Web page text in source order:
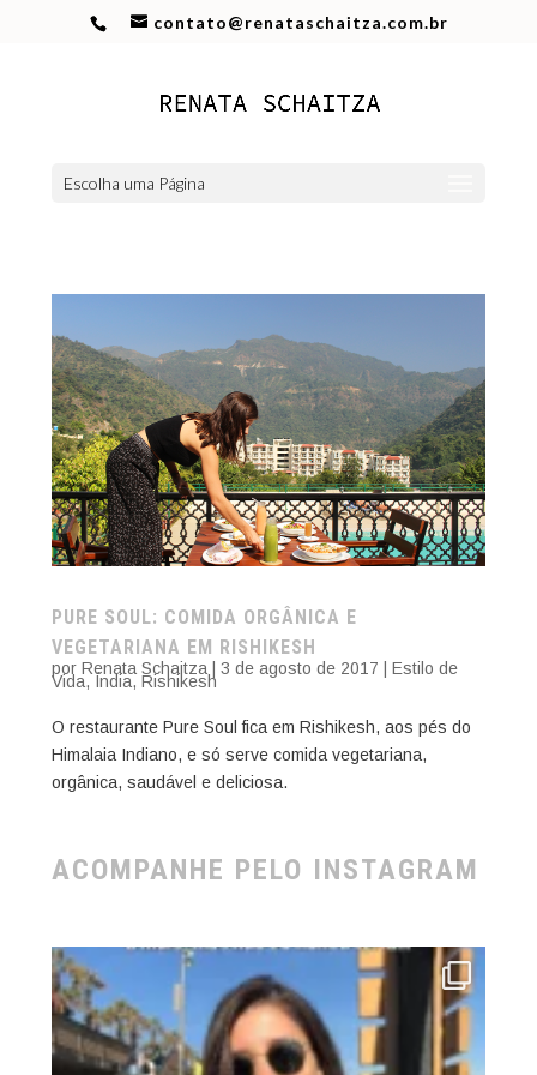
contato@renataschaitza.com.br
Escolha uma Página
PURE SOUL: COMIDA ORGÂNICA E
VEGETARIANA EM RISHIKESH
por Renata Schaitza| 3 de agosto de 2017 Estilo de
Vida, Índia, Rishikesh
O restaurante Pure Soul fica em Rishikesh, aos pés do
Himalaia Indiano, e só serve comida vegetariana,
orgânica, saudável e deliciosa.
ACOMPANHE PELO INSTAGRAM